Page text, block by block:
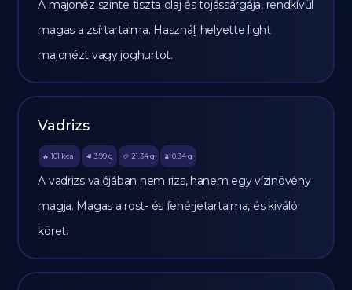
A majonéz szinte tiszta olaj és tojássárgája, rendkívül
magas a zsírtartalma. Használj helyette light
majonézt vagy joghurtot.
Vadrizs
🔥 101 kcal 🥩 3.99 g 🥔 21.34g 🫒 0.34 g
A vadrizs valójában nem rizs, hanem egy vízinövény
magja. Magas a rost- és fehérjetartalma, és kiváló
köret.